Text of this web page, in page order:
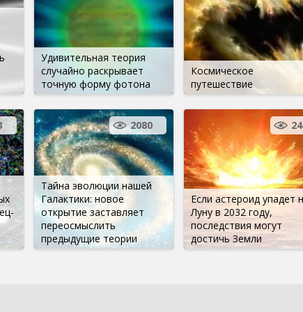
Удивительная теория
случайно раскрывает
точную форму фотона
Космическое
путешествие
Тайна эволюции нашей
Галактики: новое
открытие заставляет
переосмыслить
предыдущие теории
2080
Если астероид упадет
Луну в 2032 году,
последствия могут
достичь Земли
24